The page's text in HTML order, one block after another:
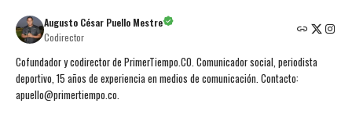
Augusto César Puello Mestre
Codirector
Cofundador y codirector de PrimerTiempo.CO. Comunicador social, periodista
deportivo, 15 años de experiencia en medios de comunicación. Contacto:
apuello@primertiempo.co.